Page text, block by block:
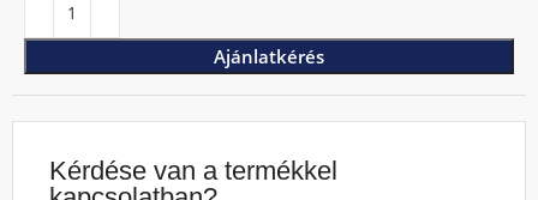
Ajánlatkérés
Kérdése van a termékkel